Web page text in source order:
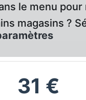
le menu
magasins ?
31 €